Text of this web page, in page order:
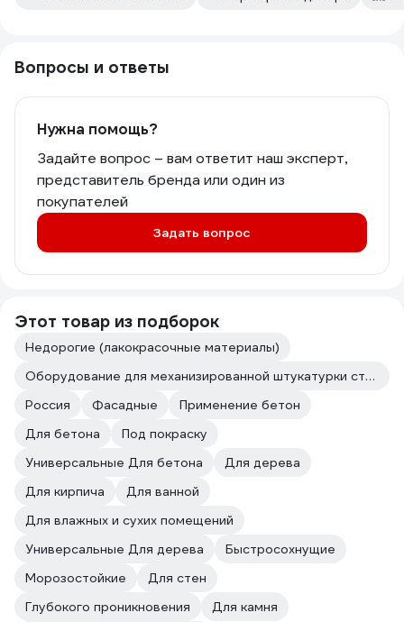
Вопросы и ответы
Нужна помощь?
Задайте вопрос – вам ответит наш эксперт,
представитель бренда или один из
покупателей
Задать вопрос
Этот товар из подборок
Недорогие (лакокрасочные материалы)
Оборудование для механизированной штукатурки стен
Россия
Фасадные
Применение бетон
Для бетона
Под покраску
Универсальные Для бетона
Для дерева
Для кирпича
Для ванной
Для влажных и сухих помещений
Универсальные Для дерева
Быстросохнущие
Морозостойкие
Для стен
Глубокого проникновения
Для камня